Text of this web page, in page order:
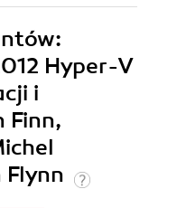
Hyper-V
i
Finn,
Flynn